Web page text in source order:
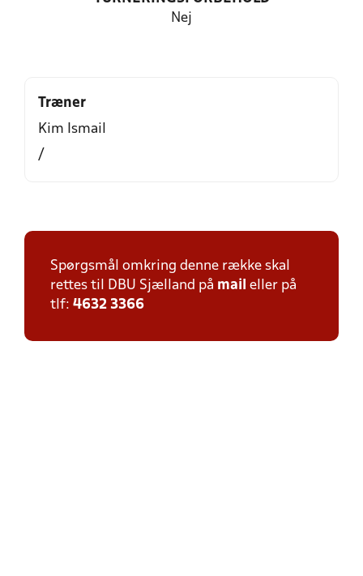
Nej
Træner
Kim Ismail
/
Spørgsmål omkring denne række skal
rettes til DBU Sjælland på mail eller på
tlf: 4632 3366